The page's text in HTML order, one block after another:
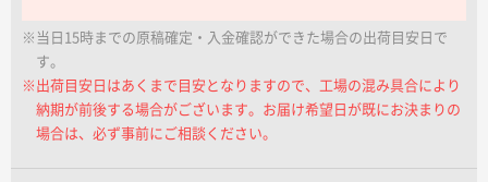
※当日15時までの原稿確定・入金確認ができた場合の出荷目安日で
す。
※出荷目安日はあくまで目安となりますので、工場の混み具合により
納期が前後する場合がございます。お届け希望日が既にお決まりの
場合は、必ず事前にご相談ください。